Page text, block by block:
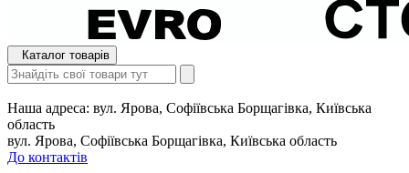
Каталог товарів
Наша адреса: вул. Ярова, Софіївська Борщагівка, Київська
область
вул. Ярова, Софіївська Борщагівка, Київська область
До контактів